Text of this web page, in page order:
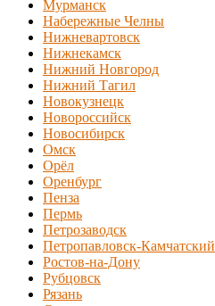
Мурманск
Набережные Челны
Нижневартовск
Нижнекамск
Нижний Новгород
Нижний Тагил
Новокузнецк
Новороссийск
Новосибирск
Омск
Орёл
Оренбург
Пенза
Пермь
Петрозаводск
Петропавловск-Камчатский
Ростов-на-Дону
Рубцовск
Рязань